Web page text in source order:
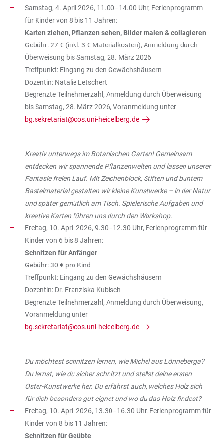
Samstag, 4. April 2026, 11.00–14.00 Uhr, Ferienprogramm
für Kinder von 8 bis 11 Jahren:
Karten ziehen, Pflanzen sehen, Bilder malen & collagieren
Gebühr: 27 € (inkl. 3 € Materialkosten), Anmeldung durch
Überweisung bis Samstag, 28. März 2026
Treffpunkt: Eingang zu den Gewächshäusern
Dozentin: Natalie Letschert
Begrenzte Teilnehmerzahl, Anmeldung durch Überweisung
bis Samstag, 28. März 2026, Voranmeldung unter
bg.sekretariat@cos.uni-heidelberg.de
Kreativ unterwegs im Botanischen Garten! Gemeinsam
entdecken wir spannende Pflanzenwelten und lassen unserer
Fantasie freien Lauf. Mit Zeichenblock, Stiften und buntem
Bastelmaterial gestalten wir kleine Kunstwerke – in der Natur
und später gemütlich am Tisch. Spielerische Aufgaben und
kreative Karten führen uns durch den Workshop.
Freitag, 10. April 2026, 9.30–12.30 Uhr, Ferienprogramm für
Kinder von 6 bis 8 Jahren:
Schnitzen für Anfänger
Gebühr: 30 € pro Kind
Treffpunkt: Eingang zu den Gewächshäusern
Dozentin: Dr. Franziska Kubisch
Begrenzte Teilnehmerzahl, Anmeldung durch Überweisung,
Voranmeldung unter
bg.sekretariat@cos.uni-heidelberg.de
Du möchtest schnitzen lernen, wie Michel aus Lönneberga?
Du lernst, wie du sicher schnitzt und stellst deine ersten
Oster-Kunstwerke her. Du erfährst auch, welches Holz sich
für dich besonders gut eignet und wo du das Holz findest?
Freitag, 10. April 2026, 13.30–16.30 Uhr, Ferienprogramm für
Kinder von 8 bis 11 Jahren:
Schnitzen für Geübte